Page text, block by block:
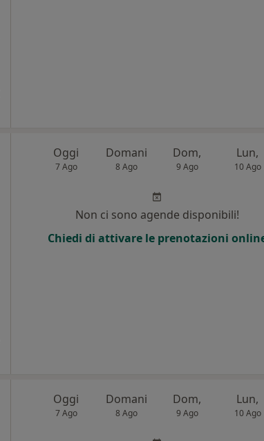
Oggi
7 Ago
Domani
8 Ago
Dom,
9 Ago
Lun,
10 Ago
Non ci sono agende disponibili!
Chiedi di attivare le prenotazioni
Oggi
7 Ago
Domani
8 Ago
Dom,
9 Ago
Lun,
10 Ago